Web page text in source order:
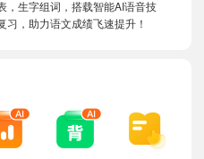
，生字组词，搭载智能AI语音技
习，助力语文成绩飞速提升！